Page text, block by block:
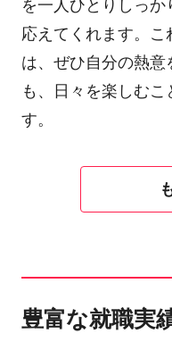
を一人ひとりしっ
応えてくれます。
は、ぜひ自分の熱意
も、日々を楽しむ
す。
豊富な就職実